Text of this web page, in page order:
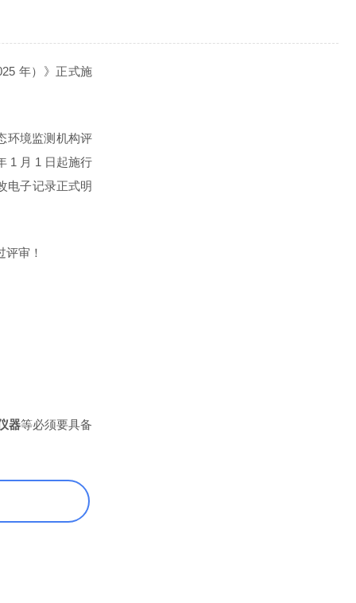
年）》正式施
环境监测机构评
1 月 1 日起施行
电子记录正式明
审！
器等必须要具备